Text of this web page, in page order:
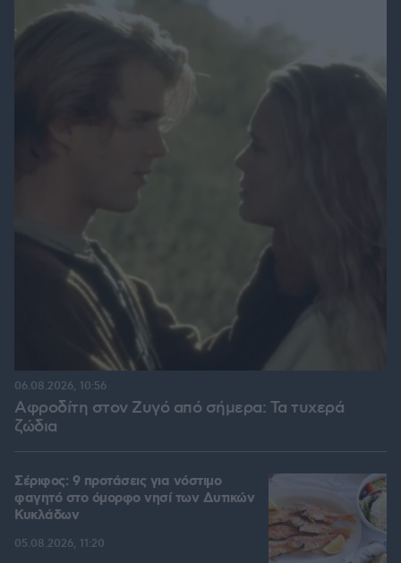
Αφροδίτη στον Ζυγό από σήμερα: Τα τυχερά
ζώδια
06.08.2026, 10:56
Σέριφος: 9 προτάσεις για νόστιμο
φαγητό στο όμορφο νησί των Δυτικών
Κυκλάδων
05.08.2026, 11:20